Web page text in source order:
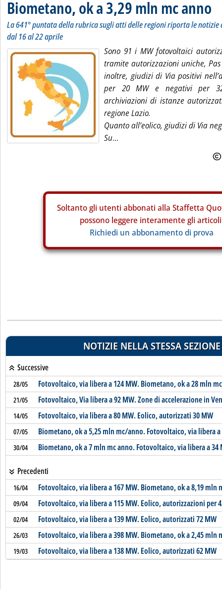
Biometano, ok a 3,29 mln mc anno
La 641° puntata della rubrica sugli atti delle regioni riporta le
dal 16 al 22 aprile
Sono 91 i MW fotovoltaici
tramite autorizzazioni uniche,
inoltre, giudizi di Via positivi
per 20 MW e negativi per
archiviazioni di istanze
regione Lazio.
Quanto all’eolico, giudizi di Via
Su...
Soltanto gli utenti abbonati alla Staffetta
possono leggere interamente gli
Richiedi un abbonamento di prova
NOTIZIE NELLA STESSA SEZIONE
Successive
28/05 Fotovoltaico, via libera a 124 MW. Biometano, ok a 28 mln
21/05 Fotovoltaico, Via libera a 92 MW. Zone di accelerazione in
14/05 Fotovoltaico, via libera a 80 MW. Eolico, autorizzati 30 MW
07/05 Biometano, ok a 5,25 mln mc/anno. Fotovoltaico, via libera a
30/04 Biometano, ok a 7 mln mc anno. Fotovoltaico, via libera a 34
Precedenti
16/04 Fotovoltaico, via libera a 167 MW. Biometano, ok a 8,19 mln
09/04 Fotovoltaico, via libera a 115 MW. Eolico, autorizzazioni per
02/04 Fotovoltaico, via libera a 139 MW. Eolico, autorizzati 72 MW
26/03 Fotovoltaico, via libera a 398 MW. Biometano, ok a 2,45 mln
19/03 Fotovoltaico, via libera a 138 MW. Eolico, autorizzati 62 MW